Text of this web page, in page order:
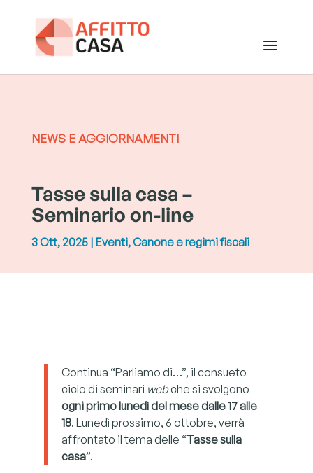
NEWS E AGGIORNAMENTI
Tasse sulla casa –
Seminario on-line
3 Ott, 2025| Eventi,Canone e regimi fiscali
Continua “Parliamo di…”, il consueto
ciclo di seminari webche si svolgono
ogni primo lunedì del mese dalle17 alle
18. Lunedì prossimo, 6 ottobre, verrà
affrontato il tema delle “Tasse sulla
casa”.